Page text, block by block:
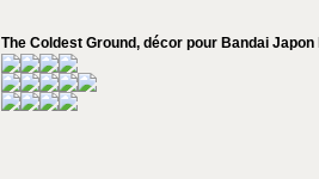
The Coldest Ground, décor pour Bandai